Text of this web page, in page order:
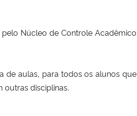
Núcleo de Controle Acadêmico
de aulas, para todos os alunos que
disciplinas.